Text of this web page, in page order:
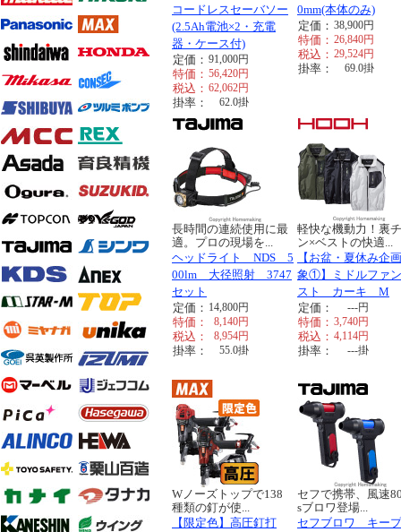
コードレスセーバソー
(2.5Ah電池×2・充電
器・ケース付)
定価： 91,000円
特価： 56,420円
税込： 62,062円
掛率： 62.0掛
0mm(本体のみ)
定価： 38,900円
特価： 26,840円
税込： 29,524円
掛率： 69.0掛
長時間の連続使用に最
適。プロの現場を...
ヘッドライト NDS 5
00lm 大径照射 3747
セット
定価： 14,800円
特価： 8,140円
税込： 8,954円
掛率： 55.0掛
軽快な機動力！裏
ン×ベストの快適...
【お盆・夏休み企
象①】ミドルファ
スト カーキ M
定価：
---円
特価： 3,740円
税込： 4,114円
掛率： ---掛
Wノーズトップで138
種類の釘が使...
【限定色】高圧釘打
セフで携帯、風速
sブロワ登場...
セフブロワ キー